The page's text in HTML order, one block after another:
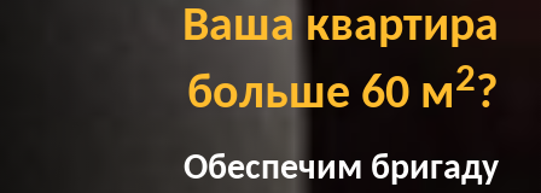
Ваша квартира
больше 60 м2?
Обеспечим бригаду